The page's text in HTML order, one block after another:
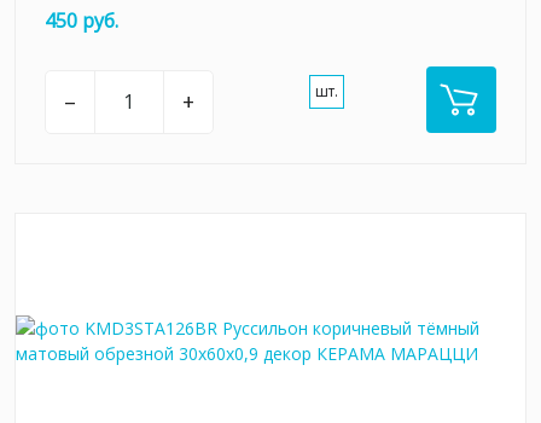
450 руб.
– + шт.